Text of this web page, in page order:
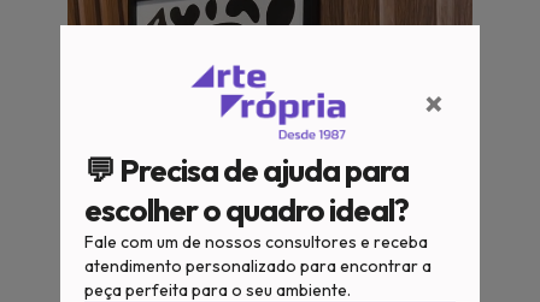
×
💬 Precisa de ajuda para
escolher o quadro ideal?
Fale com um de nossos consultores e receba
atendimento personalizado para encontrar a
peça perfeita para o seu ambiente.